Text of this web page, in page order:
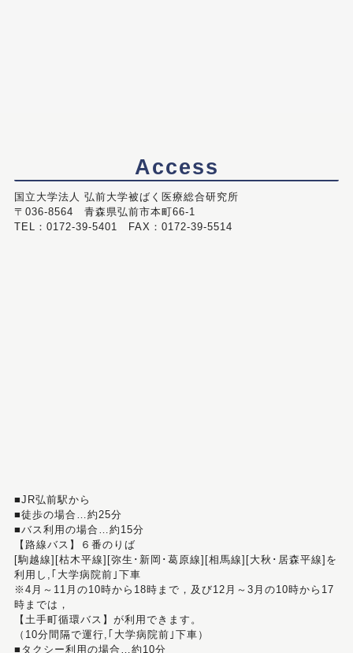
Access
国立大学法人 弘前大学被ばく医療総合研究所
〒036-8564 青森県弘前市本町66-1
TEL：0172-39-5401 FAX：0172-39-5514
■JR弘前駅から
■徒歩の場合…約25分
■バス利用の場合…約15分
【路線バス】６番のりば
[駒越線][枯木平線][弥生･新岡･葛原線][相馬線][大秋･居森平線]を
利用し,｢大学病院前｣下車
※4月～11月の10時から18時まで，及び12月～3月の10時から17
時までは，
【土手町循環バス】が利用できます。
（10分間隔で運行,｢大学病院前｣下車）
■タクシー利用の場合…約10分